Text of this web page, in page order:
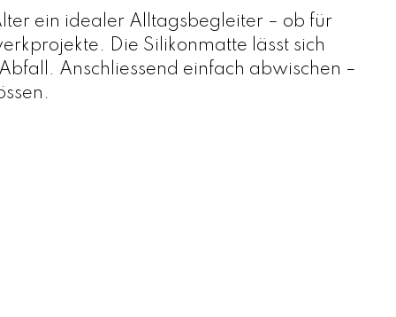
ein idealer Alltagsbegleiter – ob für
Die Silikonmatte lässt sich
Anschliessend einfach abwischen –